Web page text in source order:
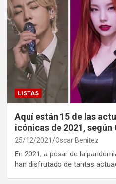
LISTAS
Aquí están 15 de las
icónicas de 2021, según
25/12/2021 Oscar Benitez
En 2021, a pesar de la
han disfrutado de tantas